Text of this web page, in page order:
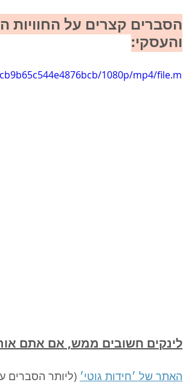
הסברים קצרים על החוויות
והעסקי:
1080p/mp4/file.m
לינקים חשובים ממש, אם אתם
האתר של ׳חידות גוטי׳ (ליותר הסברים